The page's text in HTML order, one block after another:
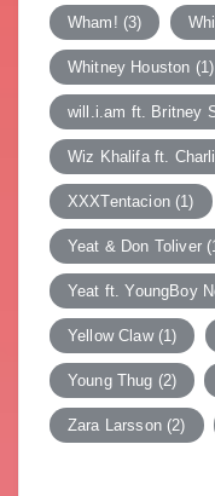
Wham! (3)
Whitney Houston (1)
will.i.am ft. Britney
Wiz Khalifa ft.
XXXTentacion(1)
Yeat & Don Toliver
Yeat ft. YoungBoy
Yellow Claw(1)
Young Thug (2)
Zara Larsson(2)